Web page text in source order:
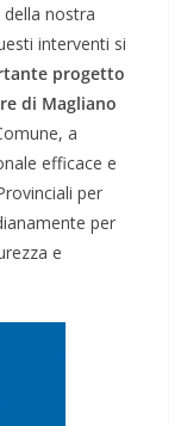
nostra
interventi si
progetto
di Magliano
a
efficace e
per
per
e